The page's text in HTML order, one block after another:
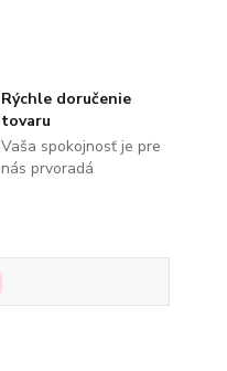
Rýchle doručenie
tovaru
Vaša spokojnosť je pre
nás prvoradá